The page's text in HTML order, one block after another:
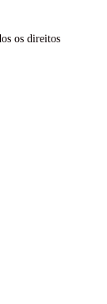
os direitos